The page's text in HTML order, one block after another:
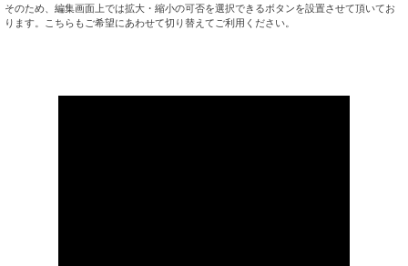
そのため、編集画面上では拡大・縮小の可否を選択できるボタンを設置させて頂いてお
ります。こちらもご希望にあわせて切り替えてご利用ください。